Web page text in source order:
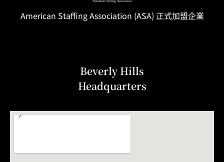
American StaffingAssociation (ASA) 正式加盟企業
Beverly Hills
Headquarters